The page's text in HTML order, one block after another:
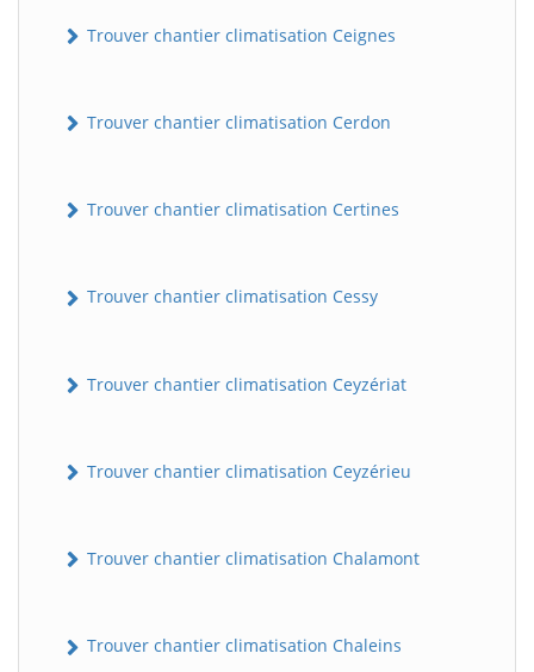
Trouver chantier climatisation Ceignes
Trouver chantier climatisation Cerdon
Trouver chantier climatisation Certines
Trouver chantier climatisation Cessy
Trouver chantier climatisation Ceyzériat
Trouver chantier climatisation Ceyzérieu
Trouver chantier climatisation Chalamont
Trouver chantier climatisation Chaleins